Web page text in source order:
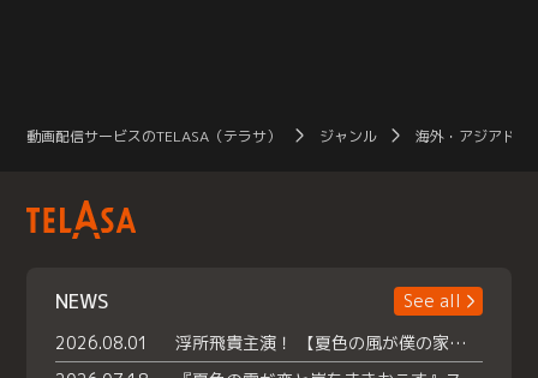
動画配信サービスのTELASA（テラサ） ジャンル 海外・アジアドラ
NEWS
See all
2026.08.01
浮所飛貴主演！ 【夏色の風が僕の家にやってきた】 本日よりテラサで独占配信スタート！